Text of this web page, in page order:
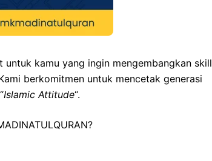
untuk kamu yang ingin mengembangkan skill
berkomitmen untuk mencetak generasi
Islamic Attitude“.